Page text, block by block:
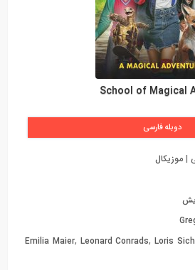
دوبله فارسی
| موزیکال
Emilia Maier, Leonard Conrads, Loris